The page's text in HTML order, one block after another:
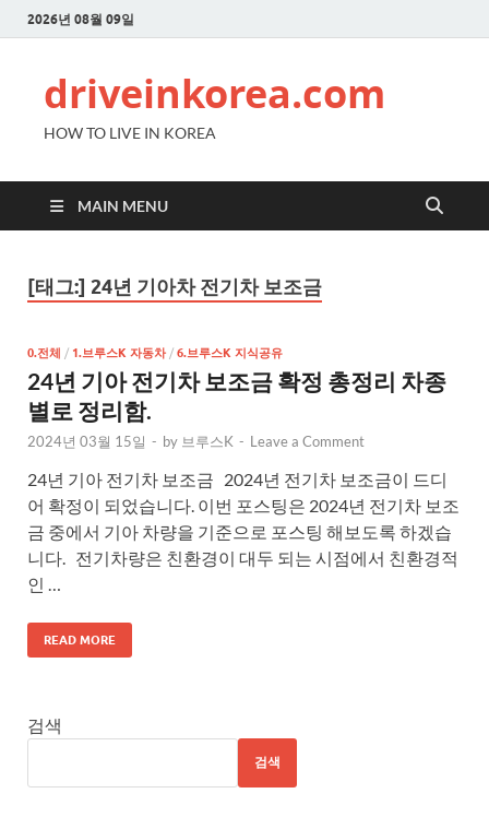
2026년 08월 09일
driveinkorea.com
HOW TO LIVE IN KOREA
MAIN MENU
[태그:] 24년 기아차 전기차 보조금
0.전체 / 1.브루스K 자동차 / 6.브루스K 지식공유
24년 기아 전기차 보조금 확정 총정리 차종
별로 정리함.
2024년 03월 15일 - by 브루스K - Leave a Comment
24년 기아 전기차 보조금 2024년 전기차 보조금이 드디
어 확정이 되었습니다. 이번 포스팅은 2024년 전기차 보조
금 중에서 기아 차량을 기준으로 포스팅 해보도록 하겠습
니다. 전기차량은 친환경이 대두 되는 시점에서 친환경적
인 …
READ MORE
검색
검색